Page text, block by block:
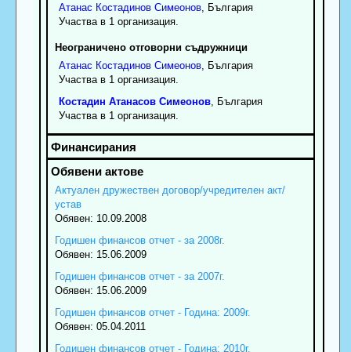
Атанас Костадинов Симеонов, България
Участва в 1 организация.
Неограничено отговорни съдружници
Атанас Костадинов Симеонов, България
Участва в 1 организация.
Костадин Атанасов Симеонов, България
Участва в 1 организация.
Актуален дружествен договор/учредителен акт/
устав
Обявен: 10.09.2008
Годишен финансов отчет - за 2008г.
Обявен: 15.06.2009
Годишен финансов отчет - за 2007г.
Обявен: 15.06.2009
Годишен финансов отчет - Година: 2009г.
Обявен: 05.04.2011
Годишен финансов отчет - Година: 2010г.